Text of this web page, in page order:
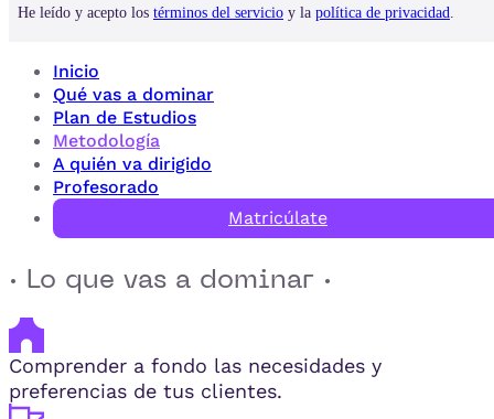
Inicio
Qué vas a dominar
Plan de Estudios
Metodología
A quién va dirigido
Profesorado
Matricúlate
· Lo que vas a dominar ·
Comprender a fondo las necesidades y
preferencias de tus clientes.